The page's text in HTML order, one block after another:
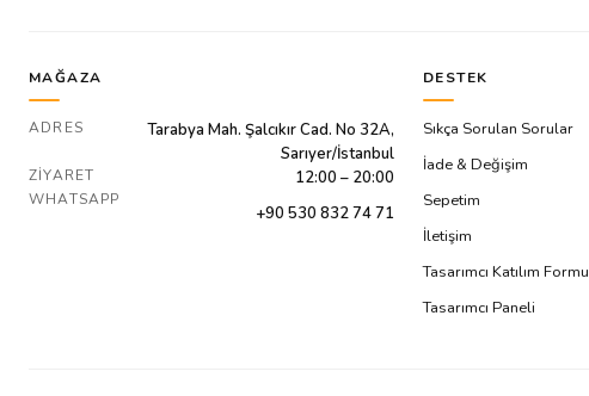
MAĞAZA
ADRES
Tarabya Mah. Şalcıkır Cad. No 32A,
Sarıyer/İstanbul
ZIYARET 12:00 – 20:00
WHATSAPP
+90 530 832 74 71
DESTEK
Sıkça Sorulan Sorular
İade & Değişim
Sepetim
İletişim
Tasarımcı Katılım Formu
Tasarımcı Paneli